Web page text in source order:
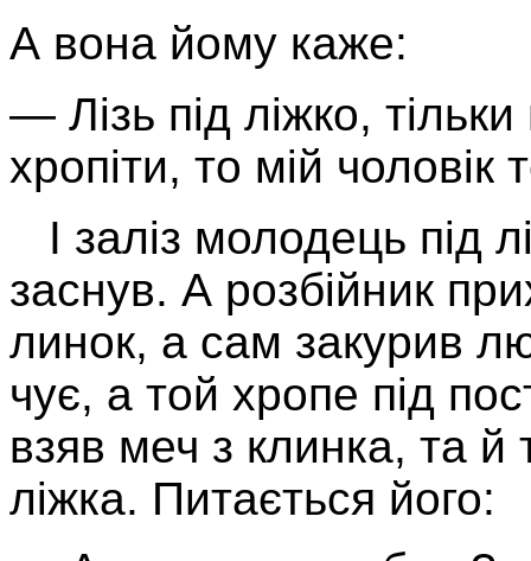
А вона йому каже:
— Лізь під ліжко,
хропіти, то мій чоловік
І заліз молодець під
заснув. А розбійник
линок, а сам закурив
чує, а той хропе під
взяв меч з клинка, та й
ліжка. Питається його: